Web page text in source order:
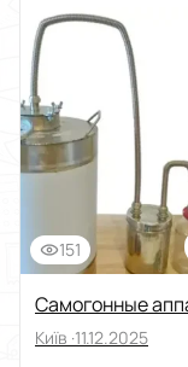
151
Самогонные
Київ ·11.12.2025